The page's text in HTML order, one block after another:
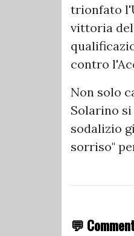
trionfato
vittoria
contro
Non solo
Solarino
sodalizio
sorriso"
💬